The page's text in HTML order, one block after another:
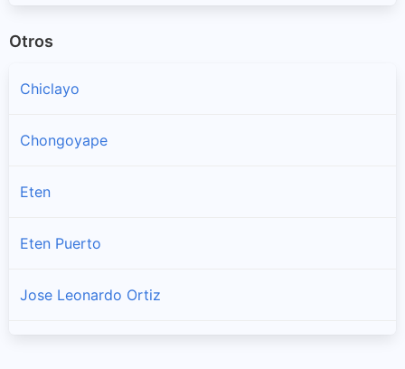
Otros
Chiclayo
Chongoyape
Eten
Eten Puerto
Jose Leonardo Ortiz